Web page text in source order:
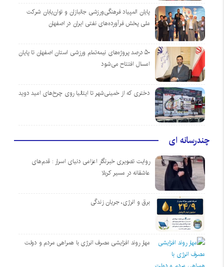
پایان المپیاد فرهنگی‌ورزشی جانبازان و توان‌یابان شرکت
ملی پخش فرآورده‌های نفتی ایران در اصفهان
۵۰ درصد پروژه‌های نیمه‌تمام ورزشی استان اصفهان تا پایان
امسال افتتاح می‌شود
دختری که از خمینی‌شهر تا ایتالیا روی چرخ‌های امید دوید
چندرسانه ای
روایت تصویری خبرنگار اعزامی دنیای اسرار : قدم‌های
عاشقانه در مسیر کربلا
برق و انرژی، جریان زندگی
مهار روند افزایشی مصرف انرژی با همراهی مردم و دولت